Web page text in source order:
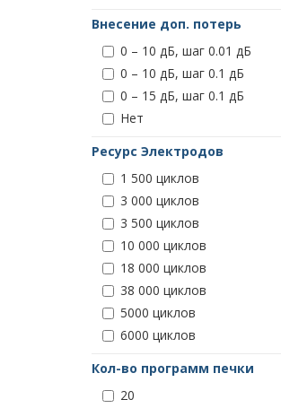
Внесение доп. потерь
0 – 10 дБ, шаг 0.01 дБ
0 – 10 дБ, шаг 0.1 дБ
0 – 15 дБ, шаг 0.1 дБ
Нет
Ресурс Электродов
1 500 циклов
3 000 циклов
3 500 циклов
10 000 циклов
18 000 циклов
38 000 циклов
5000 циклов
6000 циклов
Кол-во программ печки
20